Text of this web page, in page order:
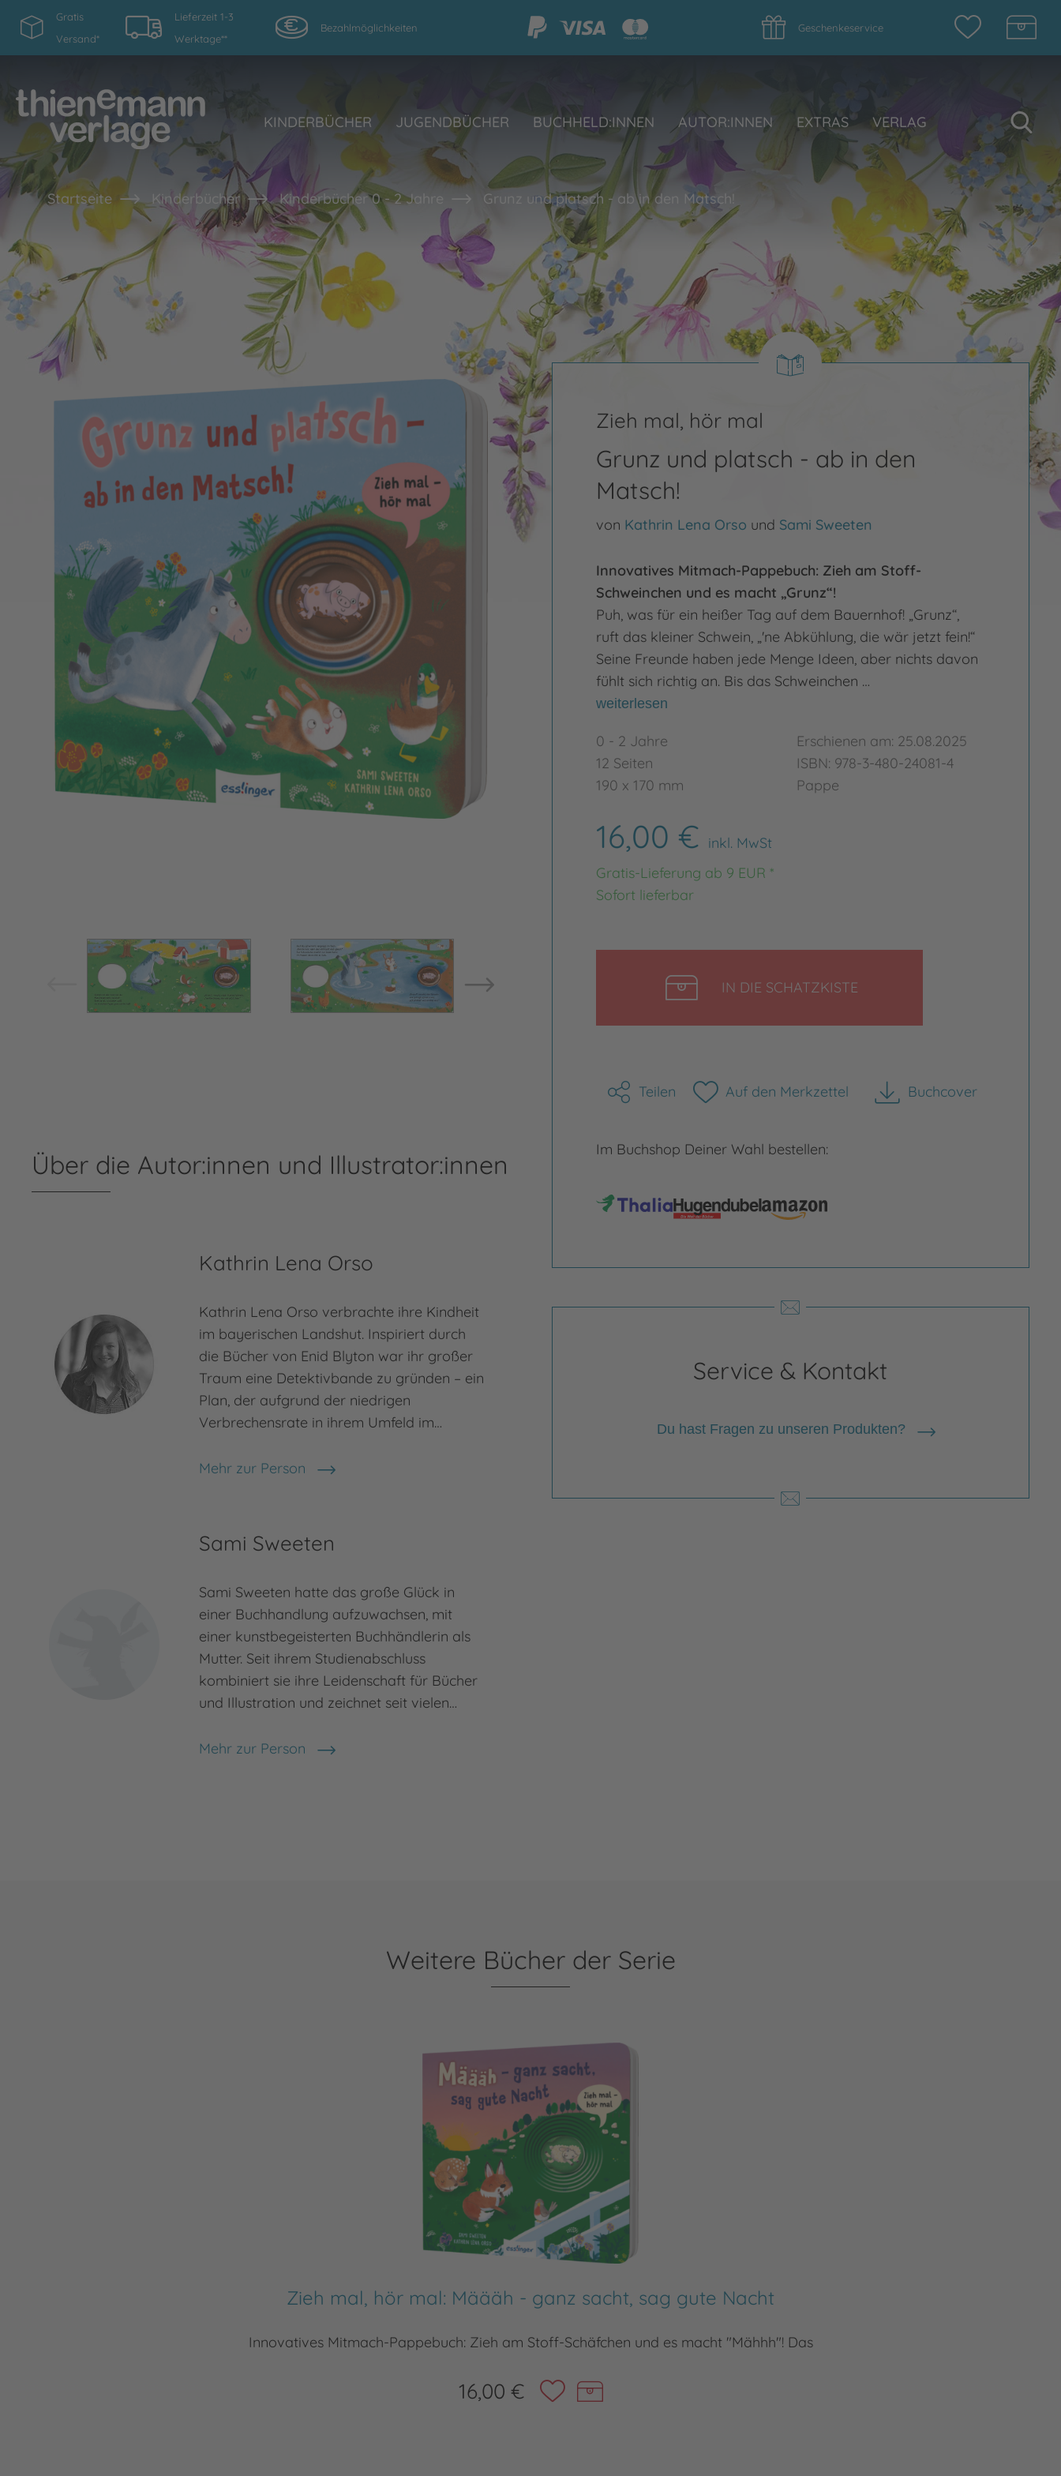
Gratis
Versand*
Lieferzeit 1-3
Werktage**
Bezahlmöglichkeiten Geschenkeservice
KINDERBÜCHER JUGENDBÜCHER BUCHHELD:INNEN AUTOR:INNEN EXTRAS VERLAG
Startseite Kinderbücher Kinderbücher 0 - 2 Jahre Grunz und platsch - ab in den Matsch!
Bild vergrößern Bild vergrößern Bild vergrößern
Zieh mal, hör mal
Grunz und platsch - ab in den
Matsch!
von Kathrin Lena Orso und Sami Sweeten
Innovatives Mitmach-Pappebuch: Zieh am Stoff-
Schweinchen und es macht „Grunz“!
Puh, was für ein heißer Tag auf dem Bauernhof! „Grunz“,
ruft das kleiner Schwein, „'ne Abkühlung, die wär jetzt fein!“
Seine Freunde haben jede Menge Ideen, aber nichts davon
fühlt sich richtig an. Bis das Schweinchen …
weiterlesen
0 - 2 Jahre
12 Seiten
190 x 170 mm
Erschienen am: 25.08.2025
ISBN: 978-3-480-24081-4
Pappe
16,00 € inkl. MwSt
Gratis-Lieferung ab 9 EUR *
Sofort lieferbar
IN DIE SCHATZKISTE
Teilen Auf den Merkzettel Buchcover
herunterladen
Im Buchshop Deiner Wahl bestellen:
Service & Kontakt
Du hast Fragen zu unseren Produkten?
Über die Autor:innen und Illustrator:innen
Kathrin Lena Orso
Kathrin Lena Orso verbrachte ihre Kindheit
im bayerischen Landshut. Inspiriert durch
die Bücher von Enid Blyton war ihr großer
Traum eine Detektivbande zu gründen – ein
Plan, der aufgrund der niedrigen
Verbrechensrate in ihrem Umfeld im…
Mehr zur Person
Kathrin Lena Orso
Sami Sweeten
Sami Sweeten hatte das große Glück in
einer Buchhandlung aufzuwachsen, mit
einer kunstbegeisterten Buchhändlerin als
Mutter. Seit ihrem Studienabschluss
kombiniert sie ihre Leidenschaft für Bücher
und Illustration und zeichnet seit vielen…
Mehr zur Person
Sami Sweeten
Weitere Bücher der Serie
Zieh mal, hör mal: Määäh - ganz sacht, sag gute Nacht
Innovatives Mitmach-Pappebuch: Zieh am Stoff-Schäfchen und es macht "Mähhh"! Das
16,00 €